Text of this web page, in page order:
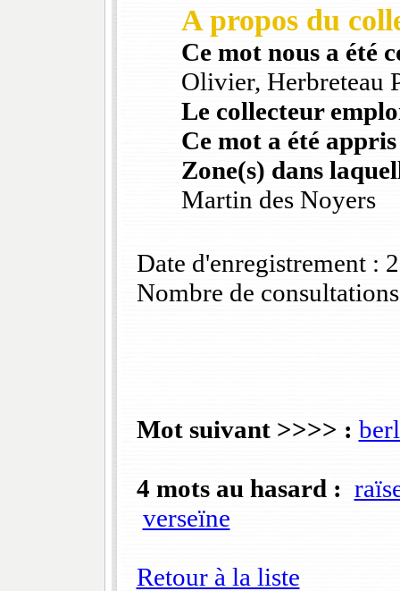
A propos du
Ce mot nous a été
Olivier, Herbreteau
Le collecteur
Ce mot a été
Zone(s) dans
Martin des Noyers
Date d'enregistrement :
Nombre de
Mot suivant >>>> :
4 mots au hasard :
verseïne
Retour à la liste